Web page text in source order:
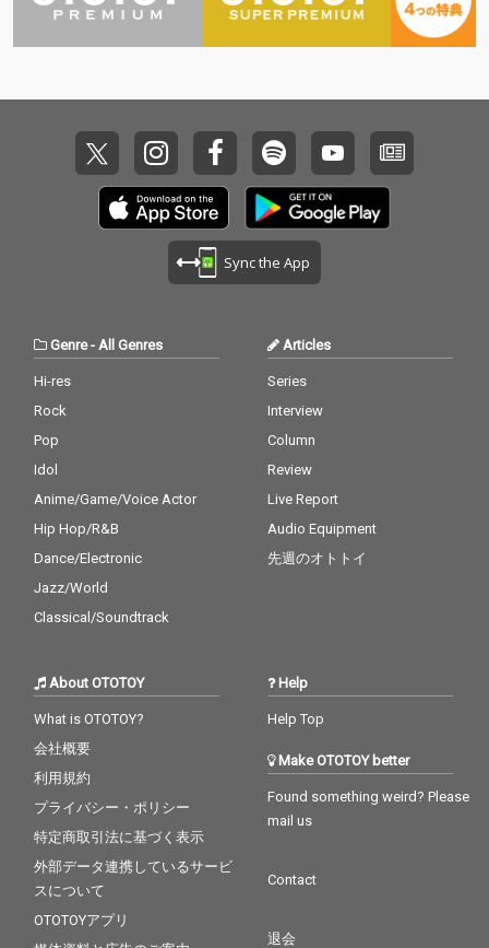
Sync the App
Genre- All Genres
Hi-res
Rock
Pop
Idol
Anime/Game/Voice Actor
Hip Hop/R&B
Dance/Electronic
Jazz/World
Classical/Soundtrack
Articles
Series
Interview
Column
Review
Live Report
Audio Equipment
先週のオトトイ
About OTOTOY
What is OTOTOY?
会社概要
利用規約
プライバシー・ポリシー
特定商取引法に基づく表示
外部データ連携しているサービ
スについて
OTOTOYアプリ
Help
Help Top
Make OTOTOY better
Found something weird? Please
mail us
Contact
退会